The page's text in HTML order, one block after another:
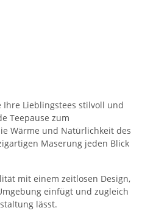
Lieblingstees stilvoll und
Teepause zum
Wärme und Natürlichkeit des
Maserung jeden Blick
mit einem zeitlosen Design,
einfügt und zugleich
lässt.